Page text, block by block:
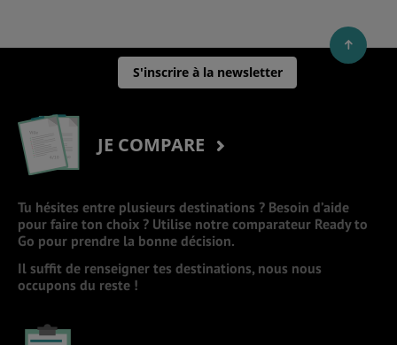
S'inscrire à la newsletter
JE COMPARE
Tu hésites entre plusieurs destinations ? Besoin d’aide
pour faire ton choix ? Utilise notre comparateur Ready to
Go pour prendre la bonne décision.
Il suffit de renseigner tes destinations, nous nous
occupons du reste !